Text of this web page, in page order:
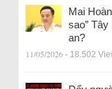
Mai
sao”
an?
11/05/2026 - 18.502